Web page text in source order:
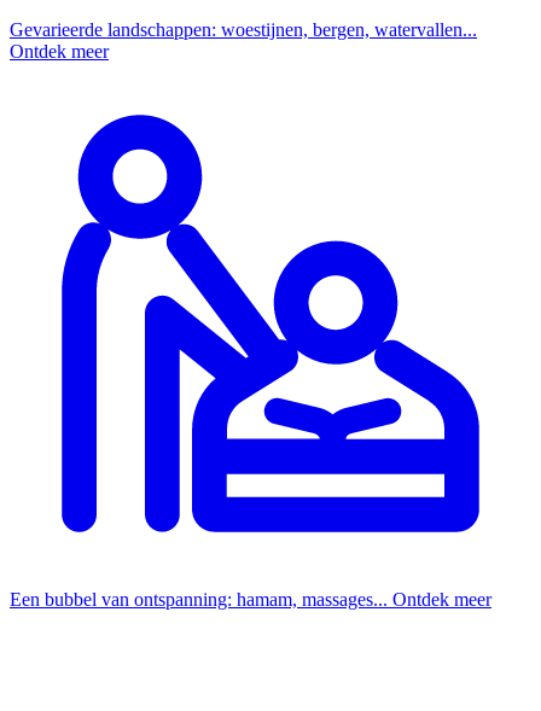
Gevarieerde landschappen: woestijnen, bergen, watervallen...
Ontdek meer
Een bubbel van ontspanning: hamam, massages... Ontdek meer